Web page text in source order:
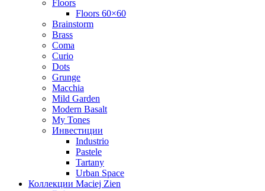
Floors
Floors 60×60
Brainstorm
Brass
Coma
Curio
Dots
Grunge
Macchia
Mild Garden
Modern Basalt
My Tones
Инвестиции
Industrio
Pastele
Tartany
Urban Space
Коллекции Maciej Zien